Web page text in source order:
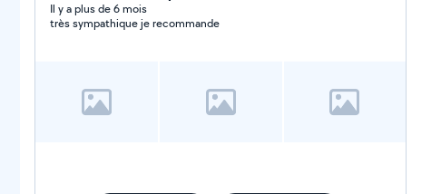
Il y a plus de 6 mois
très sympathique je recommande